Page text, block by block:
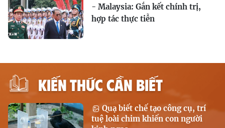
- Malaysia: Gắn kết chính trị,
hợp tác thực tiễn
KIẾN THỨC CẦN BIẾT
Quạ biết chế tạo công cụ, trí
tuệ loài chim khiến con người